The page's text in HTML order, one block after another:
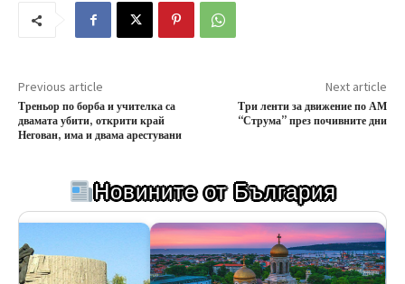
Previous article
Треньор по борба и учителка са
двамата убити, открити край
Негован, има и двама арестувани
Next article
Три ленти за движение по АМ
“Струма” през почивните дни
Новините от България